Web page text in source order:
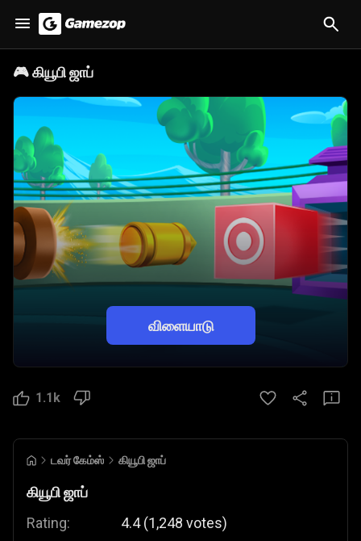
🎮கியூபி ஜாப்
விளையாடு
1.1k
டவர் கேம்ஸ் கியூபி ஜாப்
கியூபி ஜாப்
Rating:
4.4 (1,248 votes)